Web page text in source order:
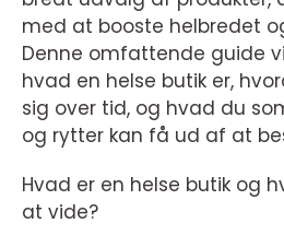
med at booste helbredet
Denne omfattende guide
hvad en helse butik er,
sig over tid, og hvad du
og rytter kan få ud af at
Hvad er en helse butik og
at vide?